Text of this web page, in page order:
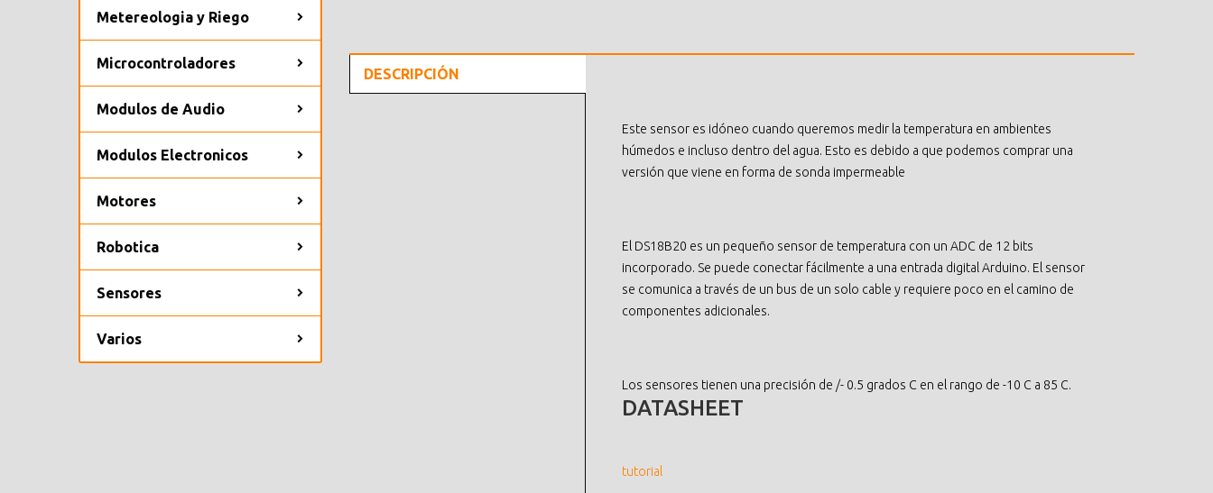
Metereologia y Riego
Microcontroladores
Modulos de Audio
Modulos Electronicos
Motores
Robotica
Sensores
Varios
DESCRIPCIÓN
Este sensor es idóneo cuando queremos medir la temperatura en ambientes
húmedos e incluso dentro del agua. Esto es debido a que podemos comprar una
versión que viene en forma de sonda impermeable
El DS18B20 es un pequeño sensor de temperatura con un ADC de 12 bits
incorporado. Se puede conectar fácilmente a una entrada digital Arduino. El sensor
se comunica a través de un bus de un solo cable y requiere poco en el camino de
componentes adicionales.
Los sensores tienen una precisión de /- 0.5 grados C en el rango de -10 C a 85 C.
DATASHEET
tutorial